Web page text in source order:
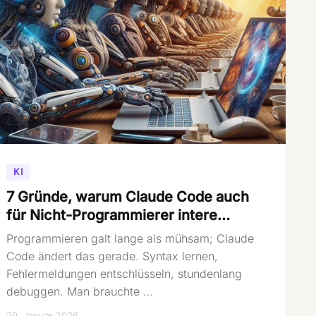
KI
7 Gründe, warum Claude Code auch
für Nicht-Programmierer intere…
Programmieren galt lange als mühsam; Claude
Code ändert das gerade. Syntax lernen,
Fehlermeldungen entschlüsseln, stundenlang
debuggen. Man brauchte …